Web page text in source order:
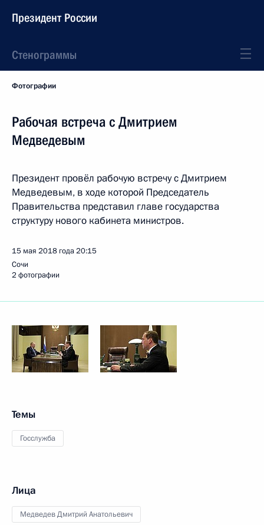
Президент России
Стенограммы
Фотографии
Рабочая встреча с Дмитрием
Медведевым
Президент провёл рабочую встречу с Дмитрием
Медведевым, в ходе которой Председатель
Правительства представил главе государства
структуру нового кабинета министров.
15 мая 2018 года20:15
Сочи
2 фотографии
Темы
Госслужба
Лица
Медведев Дмитрий Анатольевич